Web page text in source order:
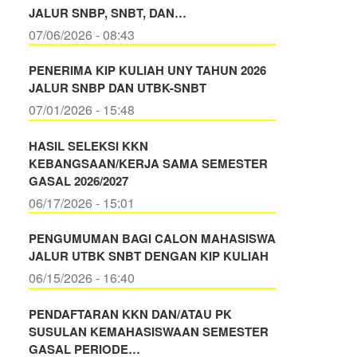
JALUR SNBP, SNBT, DAN…
07/06/2026 - 08:43
PENERIMA KIP KULIAH UNY TAHUN 2026
JALUR SNBP DAN UTBK-SNBT
07/01/2026 - 15:48
HASIL SELEKSI KKN
KEBANGSAAN/KERJA SAMA SEMESTER
GASAL 2026/2027
06/17/2026 - 15:01
PENGUMUMAN BAGI CALON MAHASISWA
JALUR UTBK SNBT DENGAN KIP KULIAH
06/15/2026 - 16:40
PENDAFTARAN KKN DAN/ATAU PK
SUSULAN KEMAHASISWAAN SEMESTER
GASAL PERIODE…